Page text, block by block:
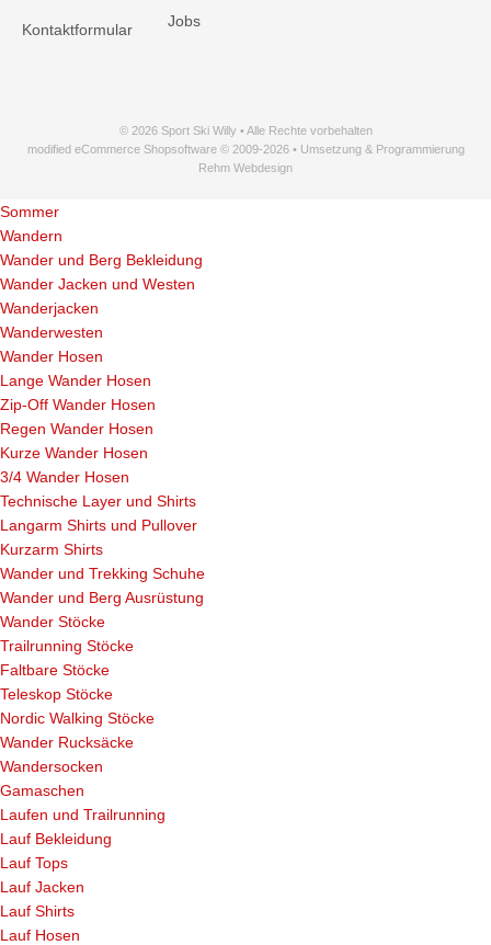
Kontaktformular
Jobs
© 2026 Sport Ski Willy • Alle Rechte vorbehalten
modified eCommerce Shopsoftware © 2009-2026 • Umsetzung & Programmierung
Rehm Webdesign
Sommer
Wandern
Wander und Berg Bekleidung
Wander Jacken und Westen
Wanderjacken
Wanderwesten
Wander Hosen
Lange Wander Hosen
Zip-Off Wander Hosen
Regen Wander Hosen
Kurze Wander Hosen
3/4 Wander Hosen
Technische Layer und Shirts
Langarm Shirts und Pullover
Kurzarm Shirts
Wander und Trekking Schuhe
Wander und Berg Ausrüstung
Wander Stöcke
Trailrunning Stöcke
Faltbare Stöcke
Teleskop Stöcke
Nordic Walking Stöcke
Wander Rucksäcke
Wandersocken
Gamaschen
Laufen und Trailrunning
Lauf Bekleidung
Lauf Tops
Lauf Jacken
Lauf Shirts
Lauf Hosen